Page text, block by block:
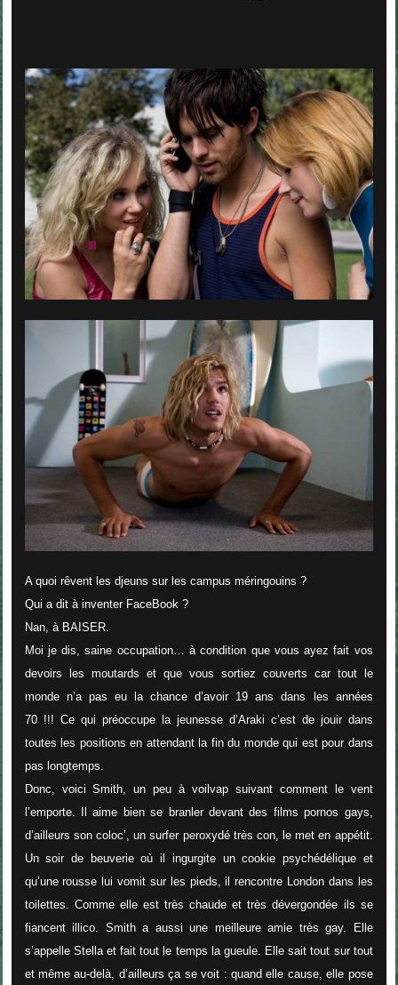
A quoi rêvent les djeuns sur les campus méringouins ?
Qui a dit à inventer FaceBook ?
Nan, à BAISER.
Moi je dis, saine occupation… à condition que vous ayez fait vos
devoirs les moutards et que vous sortiez couverts car tout le
monde n’a pas eu la chance d’avoir 19 ans dans les années
70 !!! Ce qui préoccupe la jeunesse d’Araki c’est de jouir dans
toutes les positions en attendant la fin du monde qui est pour dans
pas longtemps.
Donc, voici Smith, un peu à voilvap suivant comment le vent
l’emporte. Il aime bien se branler devant des films pornos gays,
d’ailleurs son coloc’, un surfer peroxydé très con, le met en appétit.
Un soir de beuverie où il ingurgite un cookie psychédélique et
qu’une rousse lui vomit sur les pieds, il rencontre London dans les
toilettes. Comme elle est très chaude et très dévergondée ils se
fiancent illico. Smith a aussi une meilleure amie très gay. Elle
s’appelle Stella et fait tout le temps la gueule. Elle sait tout sur tout
et même au-delà, d’ailleurs ça se voit : quand elle cause, elle pose